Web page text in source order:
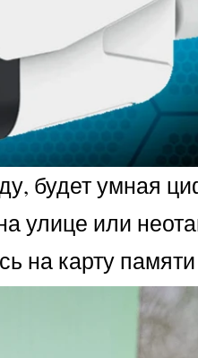
будет умная
улице или
на карту